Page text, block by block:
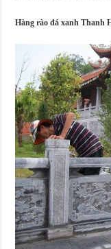
Hàng rào đá xanh Thanh